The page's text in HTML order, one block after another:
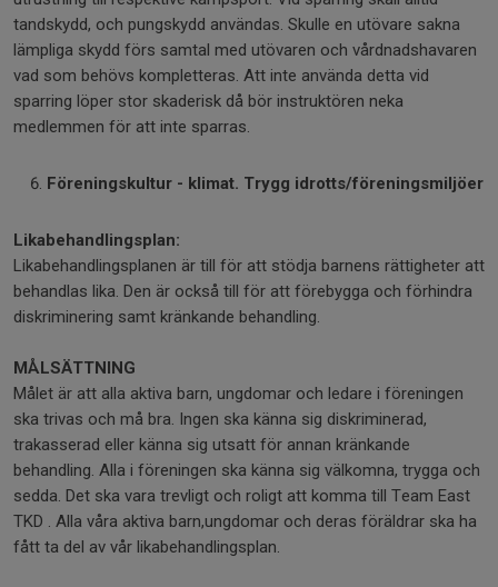
tandskydd, och pungskydd användas. Skulle en utövare sakna
lämpliga skydd förs samtal med utövaren och vårdnadshavaren
vad som behövs kompletteras. Att inte använda detta vid
sparring löper stor skaderisk då bör instruktören neka
medlemmen för att inte sparras.
Föreningskultur - klimat. Trygg idrotts/föreningsmiljöer
Likabehandlingsplan:
Likabehandlingsplanen är till för att stödja barnens rättigheter att
behandlas lika. Den är också till för att förebygga och förhindra
diskriminering samt kränkande behandling.
MÅLSÄTTNING
Målet är att alla aktiva barn, ungdomar och ledare i föreningen
ska trivas och må bra. Ingen ska känna sig diskriminerad,
trakasserad eller känna sig utsatt för annan kränkande
behandling. Alla i föreningen ska känna sig välkomna, trygga och
sedda. Det ska vara trevligt och roligt att komma till Team East
TKD . Alla våra aktiva barn,ungdomar och deras föräldrar ska ha
fått ta del av vår likabehandlingsplan.